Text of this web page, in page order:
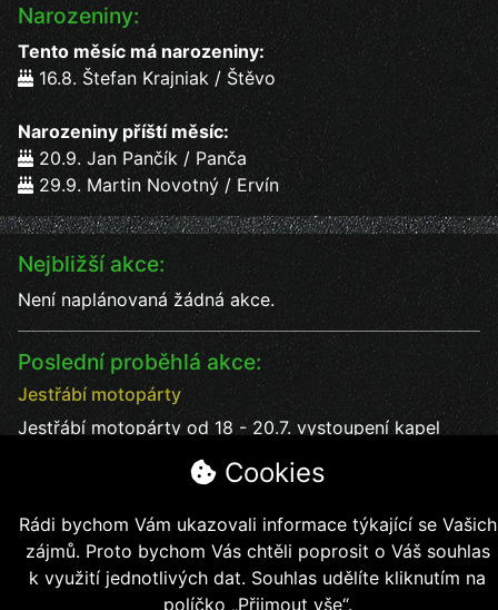
Narozeniny:
Tento měsíc má narozeniny:
16.8. Štefan Krajniak / Štěvo
Narozeniny příští měsíc:
20.9. Jan Pančík / Panča
29.9. Martin Novotný / Ervín
Nejbližší akce:
Není naplánovaná žádná akce.
Poslední proběhlá akce:
Jestřábí motopárty
Jestřábí motopárty od 18 - 20.7. vystoupení kapel
soutěže, kapely, jídlo, pití bezva kalba
Cookies
Rádi bychom Vám ukazovali informace týkající se Vašich
zájmů. Proto bychom Vás chtěli poprosit o Váš souhlas
k využití jednotlivých dat. Souhlas udělíte kliknutím na
políčko „Přijmout vše“.